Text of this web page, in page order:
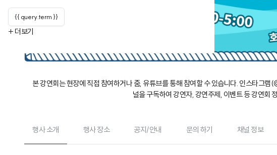
{{ query.term }}
+ 더보기
본 강연회는 현장에 직접 참여하거나 줌, 유튜브를 통해 참여할 수 있습니다. 인스타그
널을 구독하여 강연자, 강연주제, 이벤트 등 강연회
행사 소개 행사 장소 공지/안내 문의 하기 채널 정보